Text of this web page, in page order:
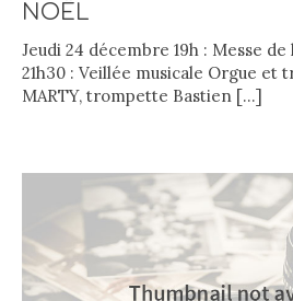
NOËL
Jeudi 24 décembre 19h : Messe
21h30 : Veillée musicale Orgue et
MARTY, trompette Bastien […]